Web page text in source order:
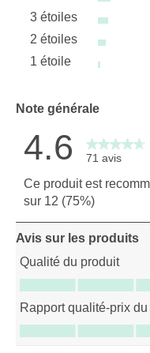
3 étoiles étoiles
2 étoiles étoiles
1 étoile étoiles
Note générale
4.6 71 avis
Ce produit est
sur 12 (75%)
Avis sur les produits
Qualité du produit
Qualité du produit, 4.3
Rapport qualité-prix
Rapport qualité-prix du